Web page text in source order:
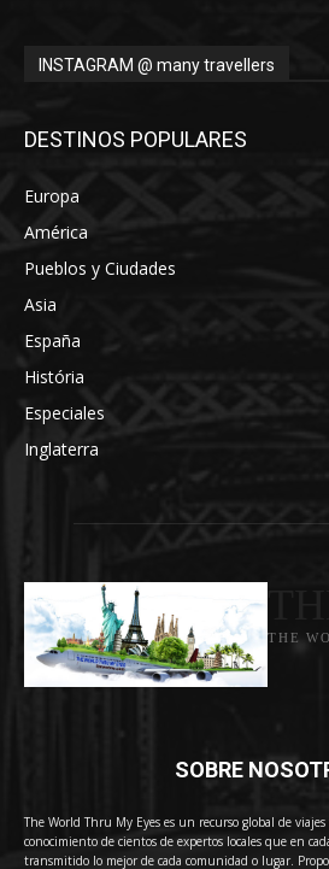
INSTAGRAM @ many travellers
DESTINOS POPULARES
Europa
América
Pueblos y Ciudades
Asia
España
História
Especiales
Inglaterra
THE
SOBRE
The World Thru My Eyes es un recurso global de
conocimiento de cientos de expertos locales que en
transmitido lo mejor de cada comunidad o lugar.